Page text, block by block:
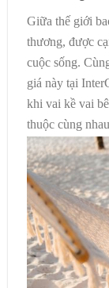
Giữa thế giới
thương, được
cuộc sống.
giá này tại
khi vai kề vai
thuộc cùng